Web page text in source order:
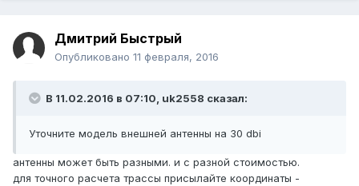
Дмитрий Быстрый
Опубликовано 11 февраля, 2016
В 11.02.2016 в 07:10, uk2558 сказал:
Уточнитe модель внешней антенны на 30 dbi
антенны может быть разными. и с разной стоимостью.
для точного расчета трассы присылайте координаты -